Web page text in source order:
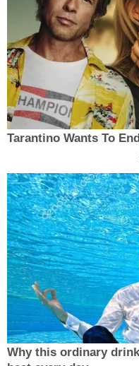
Tarantino Wants To
Why this ordinary